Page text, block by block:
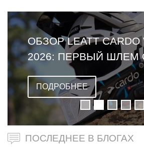
ОБЗОР LEATT CARDO
2026: ПЕРВЫЙ ШЛЕМ
ВСТРОЕННОЙ
ПОДРОБНЕЕ
ПОСЛЕДНЕЕ В БЛОГАХ